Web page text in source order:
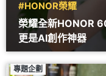
#HONOR榮耀
榮耀全新HONOR
更是AI創作神器
專題企劃